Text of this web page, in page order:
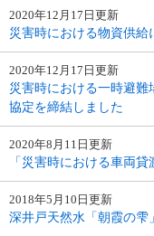
2020年12月17日更新
災害時における物資供給
2020年12月17日更新
災害時における一時避
協定を締結しました
2020年8月11日更新
「災害時における車両
2018年5月10日更新
深井戸天然水「朝霞の雫」